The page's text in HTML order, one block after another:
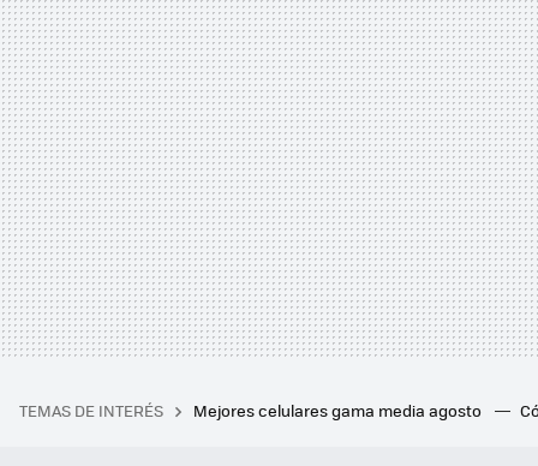
TEMAS DE INTERÉS Mejores celulares gama media agosto